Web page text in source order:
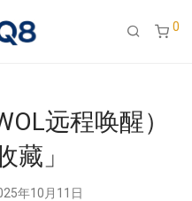
0
远程唤醒）
藏」
年10月11日